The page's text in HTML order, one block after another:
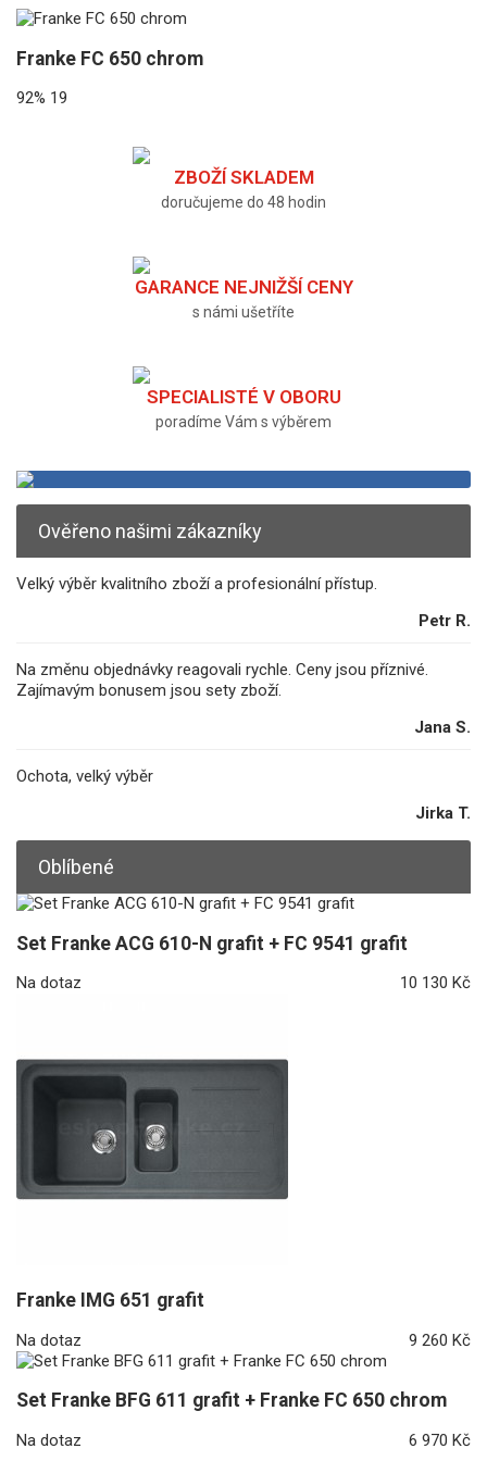
Franke FC 650 chrom
92% 19
ZBOŽÍ SKLADEM
doručujeme do 48 hodin
GARANCE NEJNIŽŠÍ CENY
s námi ušetříte
SPECIALISTÉ V OBORU
poradíme Vám s výběrem
Ověřeno našimi zákazníky
Velký výběr kvalitního zboží a profesionální přístup.
Petr R.
Na změnu objednávky reagovali rychle. Ceny jsou příznivé.
Zajímavým bonusem jsou sety zboží.
Jana S.
Ochota, velký výběr
Jirka T.
Oblíbené
Set Franke ACG 610-N grafit + FC 9541 grafit
Na dotaz 10 130 Kč
Franke IMG 651 grafit
Na dotaz 9 260 Kč
Set Franke BFG 611 grafit + Franke FC 650 chrom
Na dotaz 6 970 Kč